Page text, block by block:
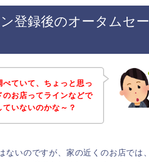
登録後のオータムセー
ていて、ちょっと思っ
お店ってラインなどで
いないのかな～？
いのですが、家の近くのお店では、